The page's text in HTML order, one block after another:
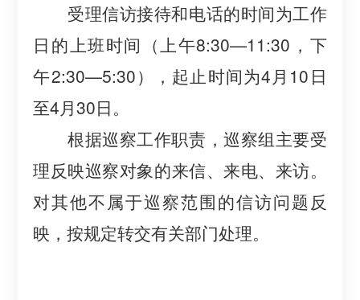
受理信访接待和电话的时间为工作
日的上班时间（上午8:30—11:30，下
午2:30—5:30），起止时间为4月 10 日
至4月30日。
根据巡察工作职责，巡察组主要受
理反映巡察对象的来信、来电、来访。
对其他不属于巡察范围的信访问题反
映，按规定转交有关部门处理。